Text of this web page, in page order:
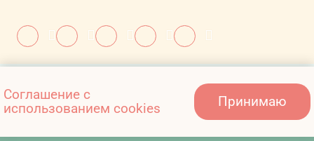
Также вам может быть
интересно:
Соглашение с
использованием cookies
Принимаю